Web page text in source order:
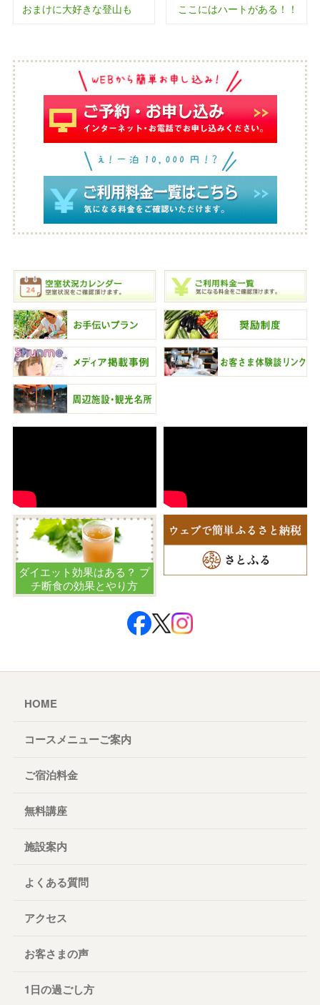
おまけに大好きな登山も ここにはハートがある！！
ダイエット効果はある？ プ
チ断食の効果とやり方
HOME
コースメニューご案内
ご宿泊料金
無料講座
施設案内
よくある質問
アクセス
お客さまの声
1日の過ごし方